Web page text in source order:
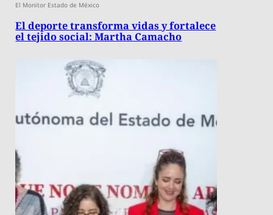
El Monitor Estado de México
El deporte transforma vidas y fortalece
el tejido social: Martha Camacho